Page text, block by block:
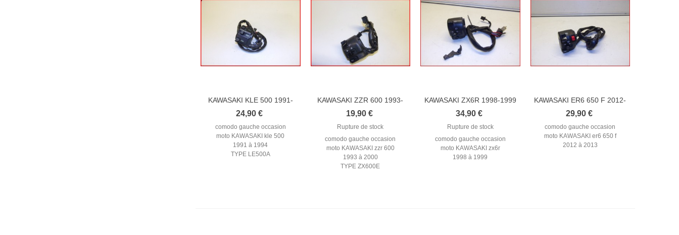
KAWASAKI KLE 500 1991-
1994...
24,90 €
comodo gauche occasion
moto KAWASAKI kle 500
1991 à 1994
TYPE LE500A
KAWASAKI ZZR 600 1993-
2000...
19,90 €
Rupture de stock
comodo gauche occasion
moto KAWASAKI zzr 600
1993 à 2000
TYPE ZX600E
KAWASAKI ZX6R 1998-1999
COMMODO...
34,90 €
Rupture de stock
comodo gauche occasion
moto KAWASAKI zx6r
1998 à 1999
KAWASAKI ER6 650 F 2012-
2013...
29,90 €
comodo gauche occasion
moto KAWASAKI er6 650 f
2012 à 2013